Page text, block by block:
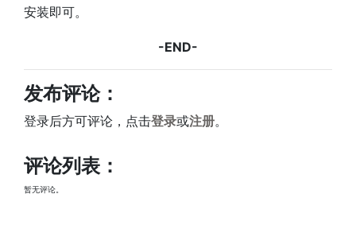
安装即可。
-END-
发布评论：
登录后方可评论，点击登录或注册。
评论列表：
暂无评论。